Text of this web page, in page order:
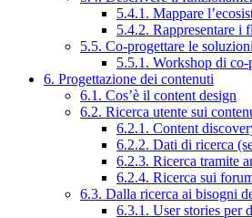
5.4.1. Mappare
5.4.2. Rappresentare i
5.5. Co-progettare le soluzioni
5.5.1. Workshop di co-
6. Progettazione dei contenuti
6.1. Cos’è il content design
6.2. Ricerca utente sui
6.2.1. Content
6.2.2. Dati di ricerca
6.2.3. Ricerca tramite
6.2.4. Ricerca sui
6.3. Dalla ricerca ai bisogni
6.3.1. User stories per